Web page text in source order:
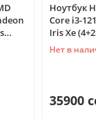
Ноутбук
Core i3-
Iris
Нет в
35900